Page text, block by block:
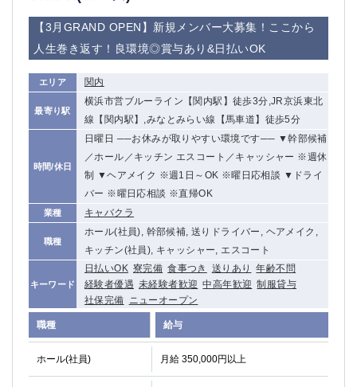
【3月GRAND OPEN】新規メンバー大募集！ここから
人生巻き返す！良環境◎賞与あり&日払いOK
エリア 関内
最寄り駅
横浜市営ブルーライン【関内駅】徒歩3分,JR京浜東北
線【関内駅】,みなとみらい線【馬車道】徒歩5分
時間/休日
日曜日 ──お休みが取りやすい環境です── ▼幹部候補
／ホール／キッチン エスコート／キャッシャー ※週休
制 ▼ヘアメイク ※週1日～OK ※曜日応相談 ▼ドライ
バー ※曜日応相談 ※直帰OK
業種 キャバクラ
職種
ホール(社員), 幹部候補, 送りドライバー, ヘアメイク,
キッチン(社員), キャッシャー, エスコート
キーワード
日払いOK 寮完備 食事つき 送りあり
年齢不問
経験者優遇 未経験者歓迎 中高年歓迎 制服貸与
社保完備 ニューオープン
職種 給与
ホール(社員) 月給 350,000円以上